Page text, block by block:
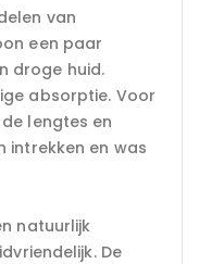
van
een paar
droge huid.
absorptie. Voor
lengtes en
intrekken en was
natuurlijk
De